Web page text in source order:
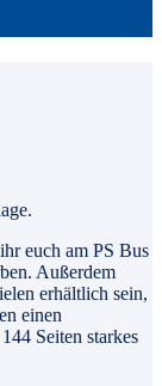
euch am PS Bus
Außerdem
erhältlich sein,
einen
Seiten starkes